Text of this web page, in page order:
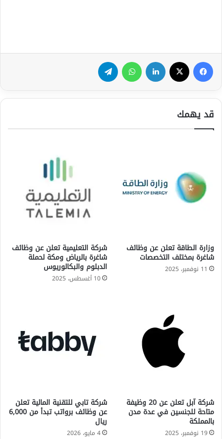
فيسبوك لينكدإن واتساب
قد يهمك
وزارة الطاقة تعلن عن وظائف
شاغرة بمختلف التخصصات
11 نوفمبر، 2025
شركة التعليمية تعلن عن وظائف
شاغرة بالرياض ومكة لحملة
الدبلوم والبكالوريوس
10 أغسطس، 2025
شركة آبل تعلن عن 20 وظيفة
متاحة للجنسين في عدة مدن
بالمملكة
19 نوفمبر، 2025
شركة تابي للتقنية المالية تعلن
عن وظائف برواتب تبدأ من 6,000
ريال
4 مايو، 2026